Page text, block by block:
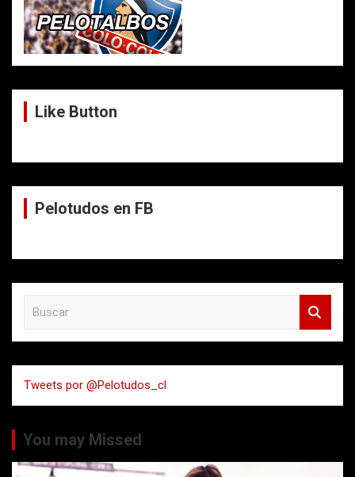
Like Button
Pelotudos en FB
a
r
Tweets por @Pelotudos_cl
You may Missed